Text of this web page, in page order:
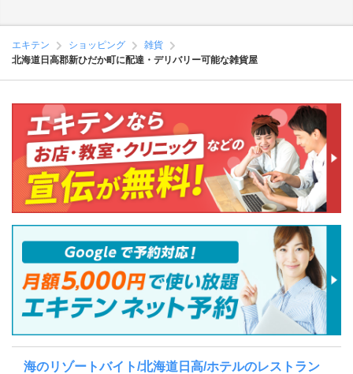
エキテン ショッピング
雑貨
北海道日高郡新ひだか町に配達・デリバリー可能な雑貨屋
海のリゾートバイト/北海道日高/ホテルのレストラン